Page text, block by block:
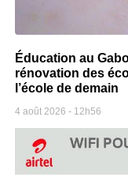
Éducation au
rénovation des
l’école de demain
4 août 2026 12h56